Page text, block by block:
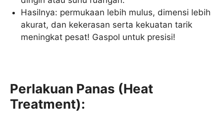
Hasilnya: permukaan lebih mulus, dimensi lebih
akurat, dan kekerasan serta kekuatan tarik
meningkat pesat! Gaspol untuk presisi!
Perlakuan Panas (Heat
Treatment):